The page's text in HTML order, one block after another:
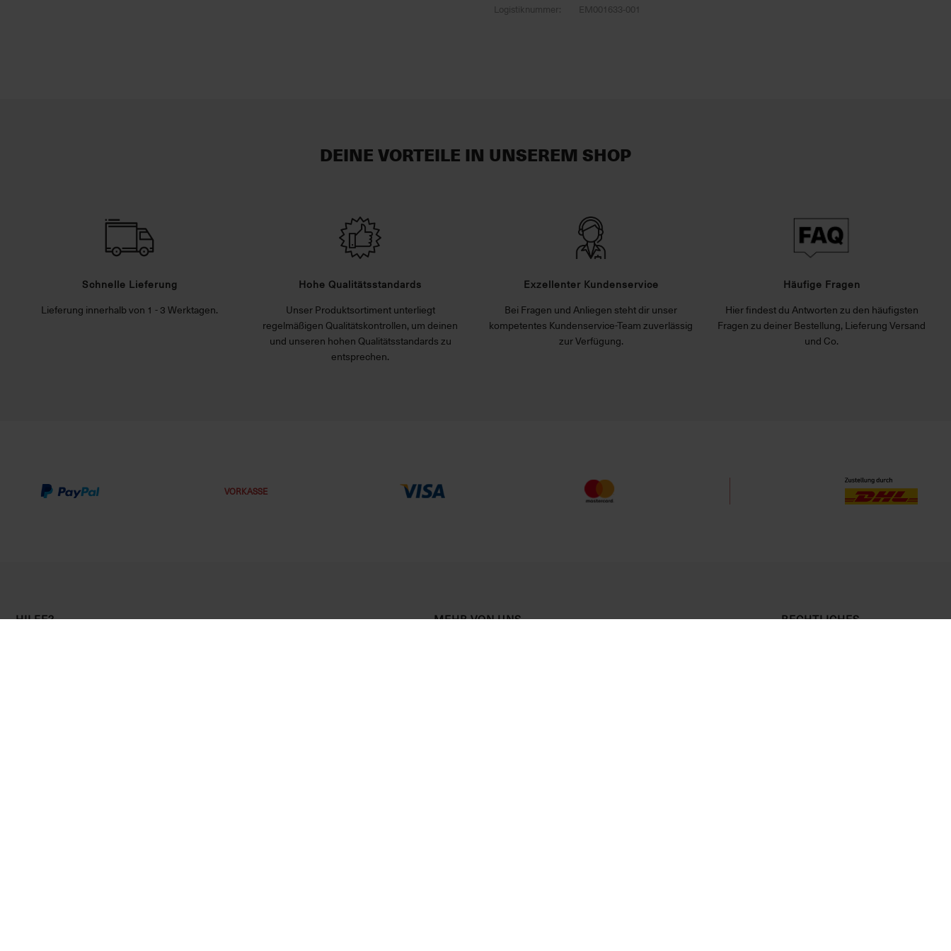
Logistiknummer: EM001633-001
DEINE VORTEILE IN UNSEREM SHOP
Schnelle Lieferung
Lieferung innerhalb von 1 - 3 Werktagen.
Hohe Qualitätsstandards
Unser Produktsortiment unterliegt
regelmäßigen Qualitätskontrollen, um deinen
und unseren hohen Qualitätsstandards zu
entsprechen.
Exzellenter Kundenservice
Bei Fragen und Anliegen steht dir unser
kompetentes Kundenservice-Team zuverlässig
zur Verfügung.
Häufige Fragen
Hier findest du Antworten zu den häufigsten
Fragen zu deiner Bestellung, Lieferung Versand
und Co.
VORKASSE
HILFE? MEHR VON UNS RECHTLICHES